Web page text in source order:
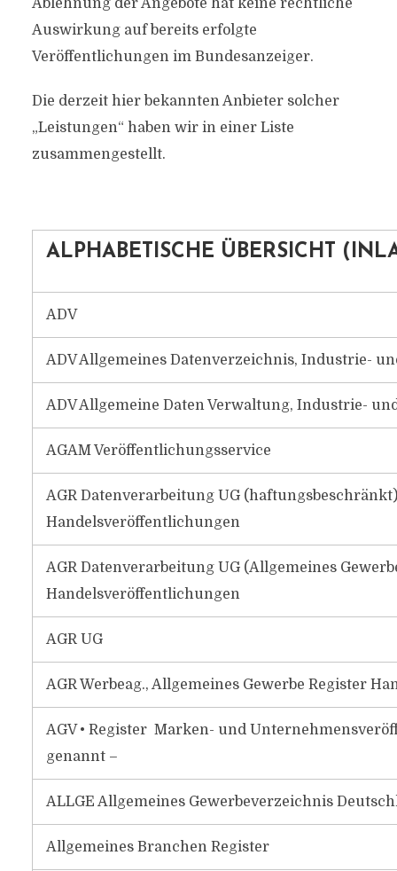
Ablehnung der Angebote hat keine rechtliche
Auswirkung auf bereits erfolgte
Veröffentlichungen im Bundesanzeiger.
Die derzeit hier bekannten Anbieter solcher
„Leistungen“ haben wir in einer Liste
zusammengestellt.
ALPHABETISCHE ÜBERSICHT
ADV
ADV Allgemeines Datenverzeichnis, Industrie-
ADV Allgemeine Daten Verwaltung, Industrie-
AGAM Veröffentlichungsservice
AGR Datenverarbeitung UG
Handelsveröffentlichungen
AGR Datenverarbeitung UG (Allgemeines
Handelsveröffentlichungen
AGR UG
AGR Werbeag., Allgemeines Gewerbe Register
AGV • Register Marken- und
genannt –
ALLGE Allgemeines Gewerbeverzeichnis
Allgemeines Branchen Register